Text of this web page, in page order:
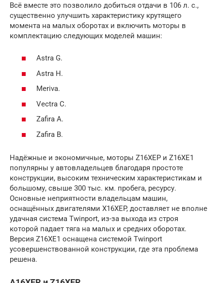
Всё вместе это позволило добиться отдачи в 106 л. с.,
существенно улучшить характеристику крутящего
момента на малых оборотах и включить моторы в
комплектацию следующих моделей машин:
Astra G.
Astra H.
Meriva.
Vectra C.
Zafira A.
Zafira B.
Надёжные и экономичные, моторы Z16XEP и Z16XE1
популярны у автовладельцев благодаря простоте
конструкции, высоким техническим характеристикам и
большому, свыше 300 тыс. км. пробега, ресурсу.
Основные неприятности владельцам машин,
оснащённых двигателями X16XEP, доставляет не вполне
удачная система Twinport, из-за выхода из строя
которой падает тяга на малых и средних оборотах.
Версия Z16XE1 оснащена системой Twinport
усовершенствованной конструкции, где эта проблема
решена.